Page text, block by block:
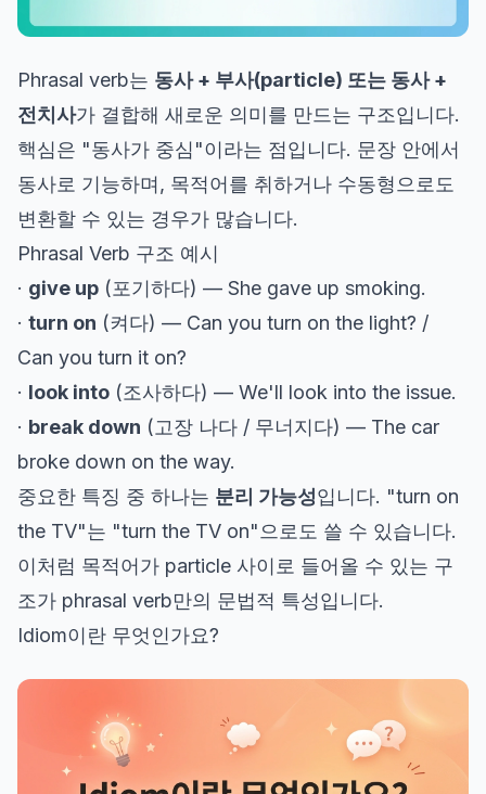
Phrasal verb는 동사 + 부사(particle) 또는 동사 +
전치사가 결합해 새로운 의미를 만드는 구조입니다.
핵심은 "동사가 중심"이라는 점입니다. 문장 안에서
동사로 기능하며, 목적어를 취하거나 수동형으로도
변환할 수 있는 경우가 많습니다.
Phrasal Verb 구조 예시
· give up (포기하다) — She gave up smoking.
· turn on (켜다) — Can you turn on the light? /
Can you turn it on?
· look into (조사하다) — We'll look into the issue.
· break down (고장 나다 / 무너지다) — The car
broke down on the way.
중요한 특징 중 하나는 분리 가능성입니다. "turn on
the TV"는 "turn the TV on"으로도 쓸 수 있습니다.
이처럼 목적어가 particle 사이로 들어올 수 있는 구
조가 phrasal verb만의 문법적 특성입니다.
Idiom이란 무엇인가요?